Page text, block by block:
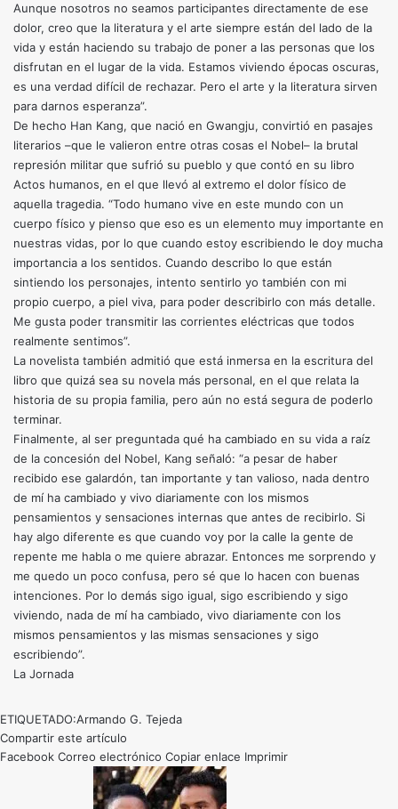
Aunque nosotros no seamos participantes directamente de ese
dolor, creo que la literatura y el arte siempre están del lado de la
vida y están haciendo su trabajo de poner a las personas que los
disfrutan en el lugar de la vida. Estamos viviendo épocas oscuras,
es una verdad difícil de rechazar. Pero el arte y la literatura sirven
para darnos esperanza”.
De hecho Han Kang, que nació en Gwangju, convirtió en pasajes
literarios –que le valieron entre otras cosas el Nobel– la brutal
represión militar que sufrió su pueblo y que contó en su libro
Actos humanos, en el que llevó al extremo el dolor físico de
aquella tragedia. “Todo humano vive en este mundo con un
cuerpo físico y pienso que eso es un elemento muy importante en
nuestras vidas, por lo que cuando estoy escribiendo le doy mucha
importancia a los sentidos. Cuando describo lo que están
sintiendo los personajes, intento sentirlo yo también con mi
propio cuerpo, a piel viva, para poder describirlo con más detalle.
Me gusta poder transmitir las corrientes eléctricas que todos
realmente sentimos”.
La novelista también admitió que está inmersa en la escritura del
libro que quizá sea su novela más personal, en el que relata la
historia de su propia familia, pero aún no está segura de poderlo
terminar.
Finalmente, al ser preguntada qué ha cambiado en su vida a raíz
de la concesión del Nobel, Kang señaló: “a pesar de haber
recibido ese galardón, tan importante y tan valioso, nada dentro
de mí ha cambiado y vivo diariamente con los mismos
pensamientos y sensaciones internas que antes de recibirlo. Si
hay algo diferente es que cuando voy por la calle la gente de
repente me habla o me quiere abrazar. Entonces me sorprendo y
me quedo un poco confusa, pero sé que lo hacen con buenas
intenciones. Por lo demás sigo igual, sigo escribiendo y sigo
viviendo, nada de mí ha cambiado, vivo diariamente con los
mismos pensamientos y las mismas sensaciones y sigo
escribiendo”.
La Jornada
ETIQUETADO:Armando G. Tejeda
Compartir este artículo
Facebook Correo electrónico Copiar enlace Imprimir